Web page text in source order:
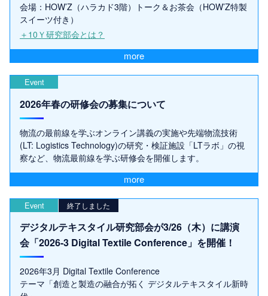
会場：HOW’Z（ハラカド3階）トーク＆お茶会（HOW’Z特製
スイーツ付き）
＋10Ｙ研究部会とは？
more
Event
2026年春の研修会の募集について
物流の最前線を学ぶオンライン講義の実施や先端物流技術
(LT: Logistics Technology)の研究・検証施設「LTラボ」の視
察など、物流最前線を学ぶ研修会を開催します。
more
Event 終了しました
デジタルテキスタイル研究部会が3/26（木）に講演
会「2026-3 Digital Textile Conference」を開催！
2026年3月 Digital Textile Conference
テーマ「創造と製造の融合が拓く デジタルテキスタイル新時